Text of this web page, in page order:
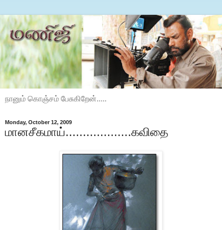
நானும் கொஞ்சம் பேசுகிறேன்.....
Monday, October 12, 2009
மானசீகமாய்...................கவிதை